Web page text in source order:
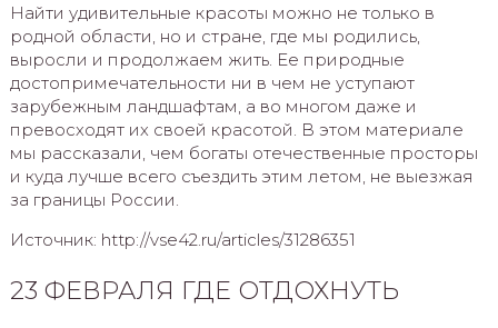
Найти удивительные красоты можно не только в
родной области, но и стране, где мы родились,
выросли и продолжаем жить. Ее природные
достопримечательности ни в чем не уступают
зарубежным ландшафтам, а во многом даже и
превосходят их своей красотой. В этом материале
мы рассказали, чем богаты отечественные просторы
и куда лучше всего съездить этим летом, не выезжая
за границы России.
Источник: http://vse42.ru/articles/31286351
23 ФЕВРАЛЯ ГДЕ ОТДОХНУТЬ